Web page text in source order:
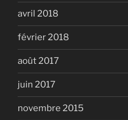
avril 2018
février 2018
août 2017
juin 2017
novembre 2015